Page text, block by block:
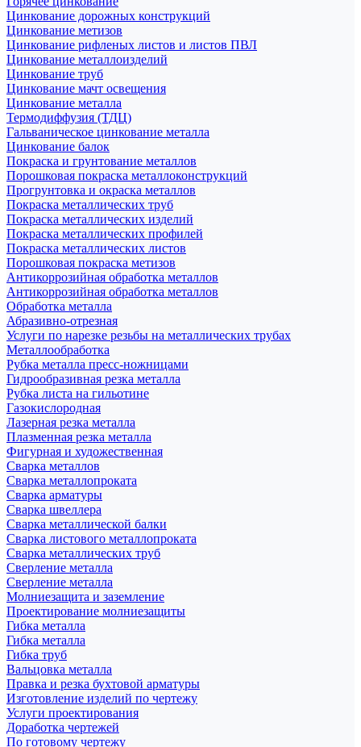
Цинкование дорожных конструкций
Цинкование метизов
Цинкование рифленых листов и листов ПВЛ
Цинкование металлоизделий
Цинкование труб
Цинкование мачт освещения
Цинкование металла
Термодиффузия (ТДЦ)
Гальваническое цинкование металла
Цинкование балок
Покраска и грунтование металлов
Порошковая покраска металлоконструкций
Прогрунтовка и окраска металлов
Покраска металлических труб
Покраска металлических изделий
Покраска металлических профилей
Покраска металлических листов
Порошковая покраска метизов
Антикоррозийная обработка металлов
Антикоррозийная обработка металлов
Обработка металла
Абразивно-отрезная
Услуги по нарезке резьбы на металлических трубах
Металлообработка
Рубка металла пресс-ножницами
Гидрообразивная резка металла
Рубка листа на гильотине
Газокислородная
Лазерная резка металла
Плазменная резка металла
Фигурная и художественная
Сварка металлов
Сварка металлопроката
Сварка арматуры
Сварка швеллера
Сварка металлической балки
Сварка листового металлопроката
Сварка металлических труб
Сверление металла
Сверление металла
Молниезащита и заземление
Проектирование молниезащиты
Гибка металла
Гибка металла
Гибка труб
Вальцовка металла
Правка и резка бухтовой арматуры
Изготовление изделий по чертежу
Услуги проектирования
Доработка чертежей
По готовому чертежу